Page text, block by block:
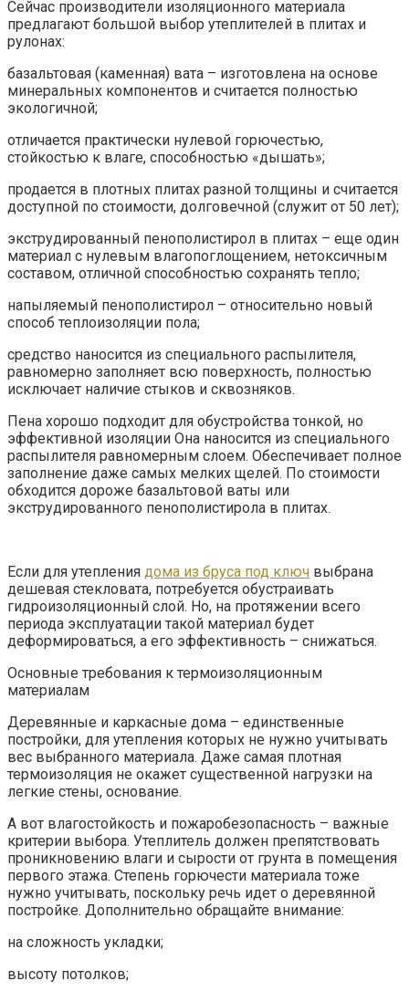
Сейчас производители изоляционного материала
предлагают большой выбор утеплителей в плитах и
рулонах:
базальтовая (каменная) вата – изготовлена на основе
минеральных компонентов и считается полностью
экологичной;
отличается практически нулевой горючестью,
стойкостью к влаге, способностью «дышать»;
продается в плотных плитах разной толщины и считается
доступной по стоимости, долговечной (служит от 50 лет);
экструдированный пенополистирол в плитах – еще один
материал с нулевым влагопоглощением, нетоксичным
составом, отличной способностью сохранять тепло;
напыляемый пенополистирол – относительно новый
способ теплоизоляции пола;
средство наносится из специального распылителя,
равномерно заполняет всю поверхность, полностью
исключает наличие стыков и сквозняков.
Пена хорошо подходит для обустройства тонкой, но
эффективной изоляции Она наносится из специального
распылителя равномерным слоем. Обеспечивает полное
заполнение даже самых мелких щелей. По стоимости
обходится дороже базальтовой ваты или
экструдированного пенополистирола в плитах.
Если для утепления дома из бруса под ключ выбрана
дешевая стекловата, потребуется обустраивать
гидроизоляционный слой. Но, на протяжении всего
периода эксплуатации такой материал будет
деформироваться, а его эффективность – снижаться.
Основные требования к термоизоляционным
материалам
Деревянные и каркасные дома – единственные
постройки, для утепления которых не нужно учитывать
вес выбранного материала. Даже самая плотная
термоизоляция не окажет существенной нагрузки на
легкие стены, основание.
А вот влагостойкость и пожаробезопасность – важные
критерии выбора. Утеплитель должен препятствовать
проникновению влаги и сырости от грунта в помещения
первого этажа. Степень горючести материала тоже
нужно учитывать, поскольку речь идет о деревянной
постройке. Дополнительно обращайте внимание:
на сложность укладки;
высоту потолков;